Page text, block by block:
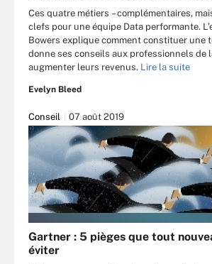
Ces quatre métiers – complémentaires,
clefs pour une équipe Data performante.
Bowers explique comment constituer une
donne ses conseils aux professionnels de
augmenter leurs revenus. Lire la suite
Evelyn Bleed
Conseil 07 août 2019
Gartner : 5 pièges que tout
éviter